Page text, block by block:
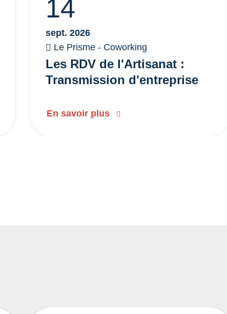
Les RDV de l'Artisanat :
Transmission d'entreprise
14
sept. 2026
Le Prisme - Coworking
En savoir plus